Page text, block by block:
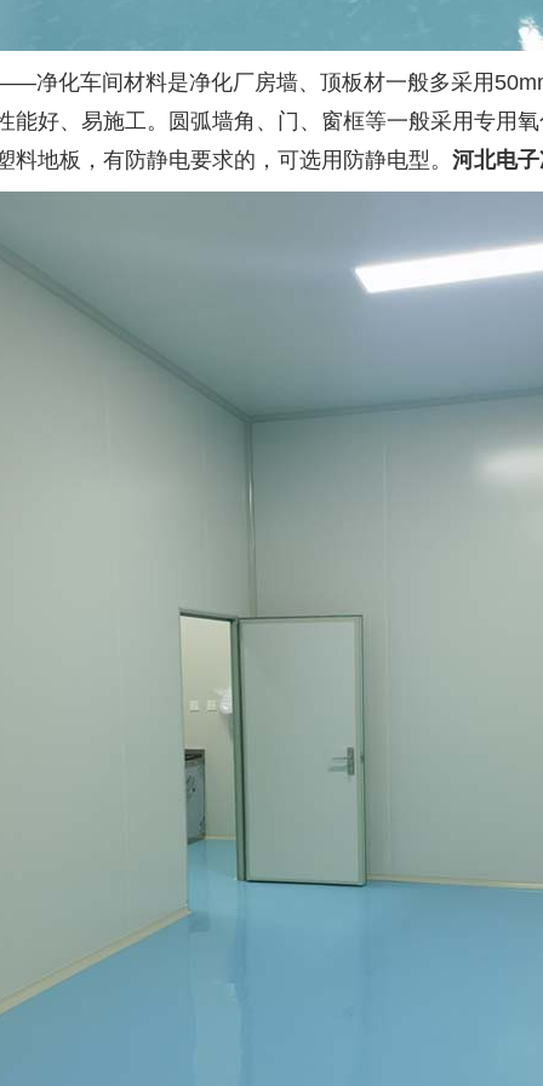
净化车间材料是净化厂房墙、顶板材一般多采用
能好、易施工。圆弧墙角、门、窗框等一般采用专用
料地板，有防静电要求的，可选用防静电型。 河北电